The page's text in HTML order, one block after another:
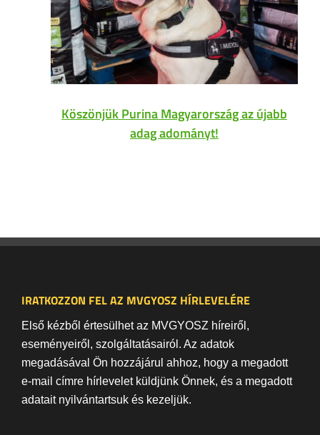
Köszönjük Purina Magyarország az újabb
adag adományt!
IRATKOZZON FEL AZ MVGYOSZ HÍRLEVELÉRE
Első kézből értesülhet az MVGYOSZ híreiről,
eseményeiről, szolgáltatásairól. Az adatok
megadásával Ön hozzájárul ahhoz, hogy a megadott
e-mail címre hírlevelet küldjünk Önnek, és a megadott
adatait nyilvántartsuk és kezeljük.